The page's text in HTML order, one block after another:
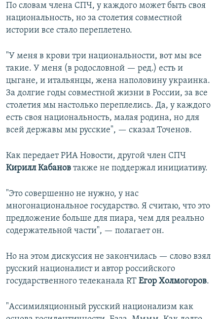
По словам члена СПЧ, у каждого может быть своя
национальность, но за столетия совместной
истории все стало переплетено.
"У меня в крови три национальности, вот мы все
такие. У меня (в родословной — ред.) есть и
цыгане, и итальянцы, жена наполовину украинка.
За долгие годы совместной жизни в России, за все
столетия мы настолько переплелись. Да, у каждого
есть своя национальность, малая родина, но для
всей державы мы русские", — сказал Точенов.
Как передает РИА Новости, другой член СПЧ
Кирилл Кабанов также не поддержал инициативу.
"Это совершенно не нужно, у нас
многонациональное государство. Я считаю, что это
предложение больше для пиара, чем для реально
содержательной части", — полагает он.
Но на этом дискуссия не закончилась — слово взял
русский националист и автор российского
государственного телеканала RT Егор Холмогоров.
"Ассимиляционный русский национализм как